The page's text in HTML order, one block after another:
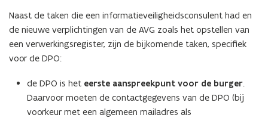
i
c
a
t
i
e
)
Naast de taken die een informatieveiligheidsconsulent had en
de nieuwe verplichtingen van de AVG zoals het opstellen van
een verwerkingsregister, zijn de bijkomende taken, specifiek
voor de DPO:
de DPO is het eerste aanspreekpunt voor de burger.
Daarvoor moeten de contactgegevens van de DPO (bij
voorkeur met een algemeen mailadres als